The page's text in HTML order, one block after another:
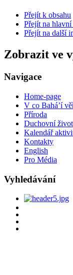
Přejít k obsahu
Přejít na
Přejít na další
Zobrazit ve
Navigace
Home-page
V co Bahá’í
Příroda
Duchovní život
Kalendář
Kontakty
English
Pro Média
Vyhledávání